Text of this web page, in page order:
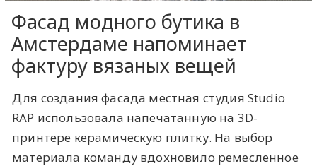
Фасад модного бутика в
Амстердаме напоминает
фактуру вязаных вещей
Для создания фасада местная студия Studio
RAP использовала напечатанную на 3D-
принтере керамическую плитку. На выбор
материала команду вдохновило ремесленное